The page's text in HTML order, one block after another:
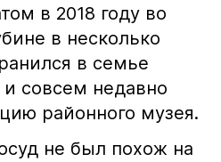
в 2018 году во
в несколько
в семье
совсем недавно
районного музея.
не был похож на